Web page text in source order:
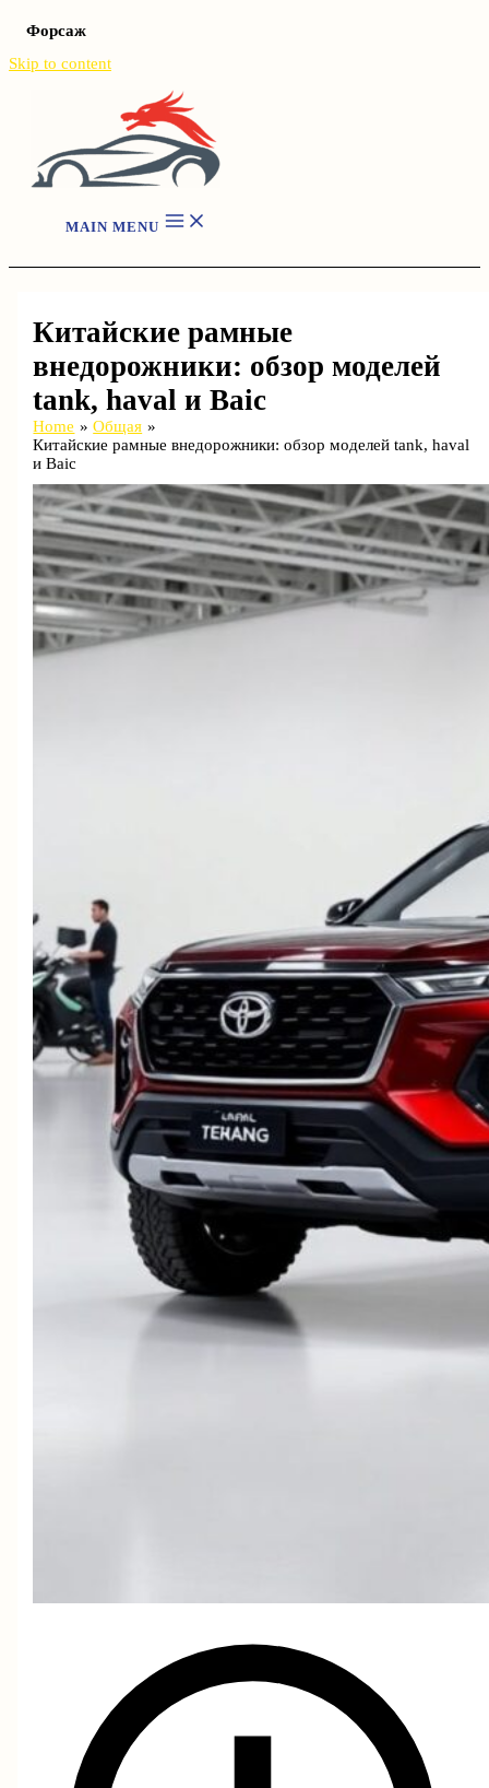
Форсаж
Skip to content
MAIN MENU
Китайские рамные
внедорожники: обзор моделей
tank, haval и Baic
Home
Общая
Китайские рамные внедорожники: обзор моделей tank, haval
и Baic